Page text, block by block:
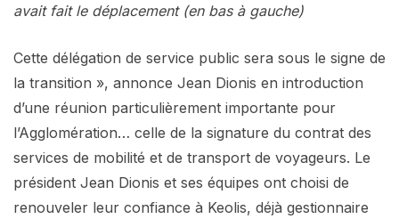
avait fait le déplacement (en bas à gauche)
Cette délégation de service public sera sous le signe de
la transition », annonce Jean Dionis en introduction
d’une réunion particulièrement importante pour
l’Agglomération… celle de la signature du contrat des
services de mobilité et de transport de voyageurs. Le
président Jean Dionis et ses équipes ont choisi de
renouveler leur confiance à Keolis, déjà gestionnaire